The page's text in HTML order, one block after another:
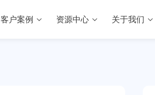
客户案例 资源中心 关于我们